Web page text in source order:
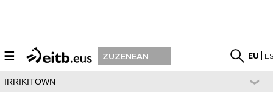
☰ ZUZENEAN EU
IRRIKITOWN